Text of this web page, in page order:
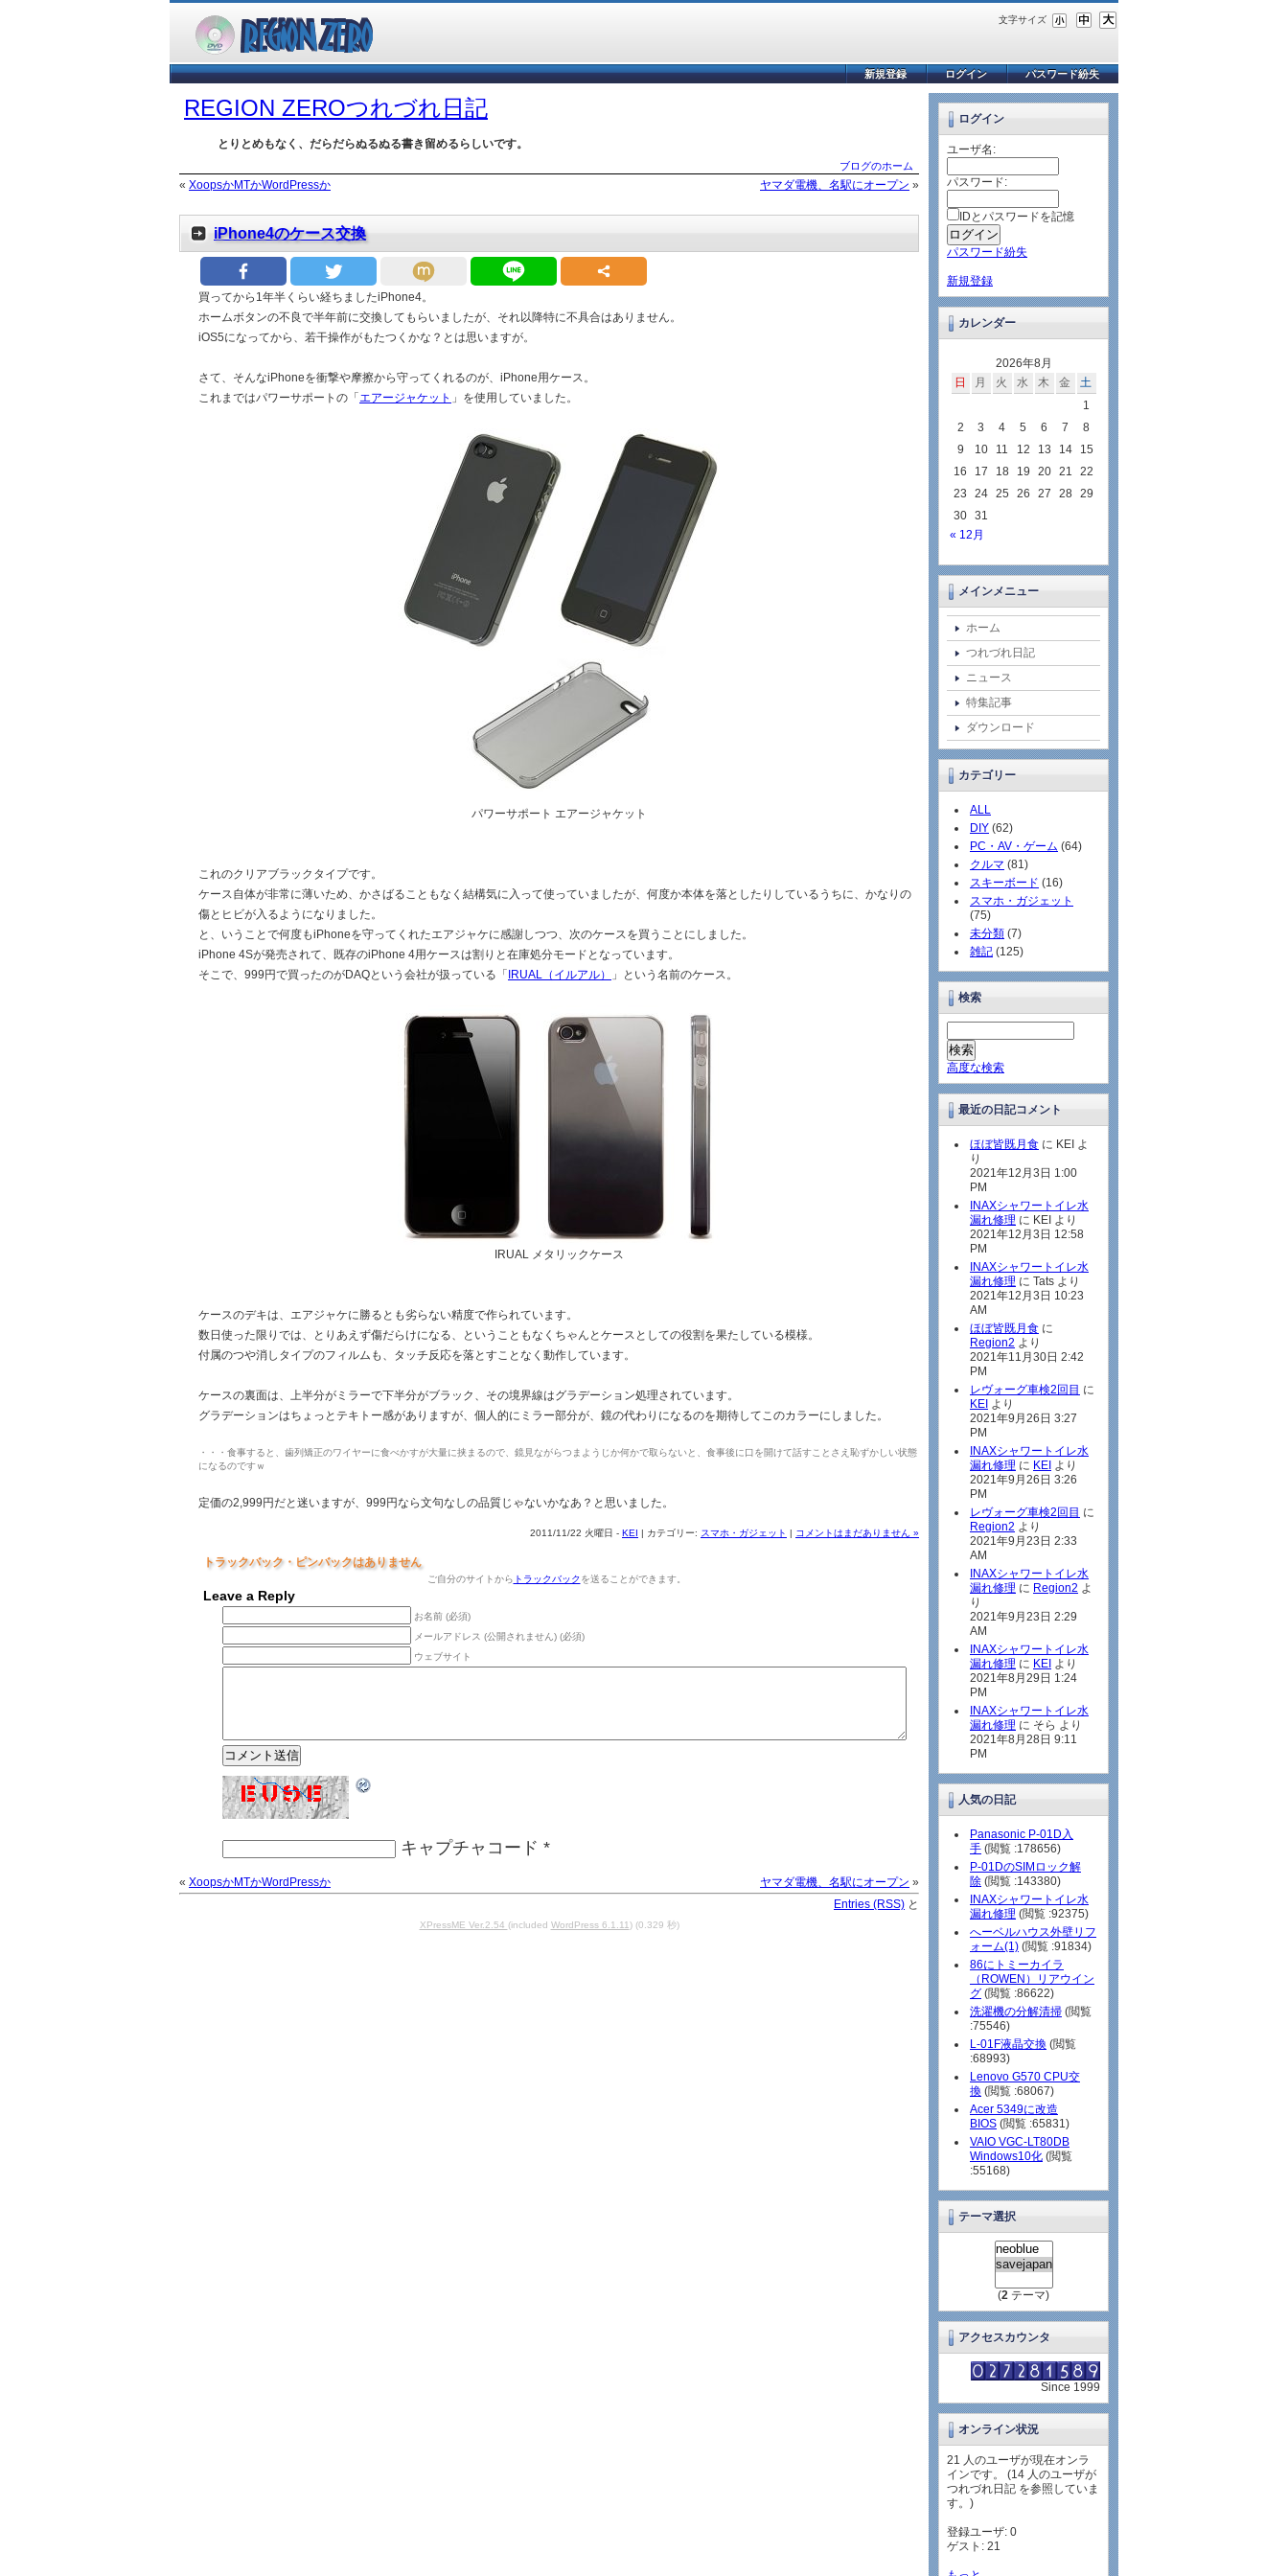
文字サイズ
パスワード紛失
ログイン
新規登録
REGION ZEROつれづれ日記
とりとめもなく、だらだらぬるぬる書き留めるらしいです。
ブログのホーム
« XoopsかMTかWordPressか ヤマダ電機、名駅にオープン »
iPhone4のケース交換
買ってから1年半くらい経ちましたiPhone4。
ホームボタンの不良で半年前に交換してもらいましたが、それ以降特に不具合はありません。
iOS5になってから、若干操作がもたつくかな？とは思いますが。
さて、そんなiPhoneを衝撃や摩擦から守ってくれるのが、iPhone用ケース。
これまではパワーサポートの「 エアージャケット 」を使用していました。
パワーサポート エアージャケット
これのクリアブラックタイプです。
ケース自体が非常に薄いため、かさばることもなく結構気に入って使っていましたが、何度か本体を落としたりしているうちに、かなりの
傷とヒビが入るようになりました。
と、いうことで何度もiPhoneを守ってくれたエアジャケに感謝しつつ、次のケースを買うことにしました。
iPhone 4Sが発売されて、既存のiPhone 4用ケースは割りと在庫処分モードとなっています。
そこで、999円で買ったのがDAQという会社が扱っている「
IRUAL（イルアル） 」という名前のケース。
IRUAL メタリックケース
ケースのデキは、エアジャケに勝るとも劣らない精度で作られています。
数日使った限りでは、とりあえず傷だらけになる、ということもなくちゃんとケースとしての役割を果たしている模様。
付属のつや消しタイプのフィルムも、タッチ反応を落とすことなく動作しています。
ケースの裏面は、上半分がミラーで下半分がブラック、その境界線はグラデーション処理されています。
グラデーションはちょっとテキトー感がありますが、個人的にミラー部分が、鏡の代わりになるのを期待してこのカラーにしました。
・・・食事すると、歯列矯正のワイヤーに食べかすが大量に挟まるので、鏡見ながらつまようじか何かで取らないと、食事後に口を開けて話すことさえ恥ずかしい状態
になるのですｗ
定価の2,999円だと迷いますが、999円なら文句なしの品質じゃないかなあ？と思いました。
2011/11/22 火曜日 - KEI | カテゴリー: スマホ・ガジェット | コメントはまだありません »
トラックバック・ピンバックはありません
ご自分のサイトから トラックバックを送ることができます。
Leave a Reply
お名前 (必須)
メールアドレス (公開されません) (必須)
ウェブサイト
キャプチャコード *
« XoopsかMTかWordPressか ヤマダ電機、名駅にオープン »
Entries (RSS) と
XPressME Ver.2.54 (included WordPress 6.1.11) (0.329 秒)
ログイン
ユーザ名:
パスワード:
IDとパスワードを記憶
パスワード紛失
新規登録
カレンダー
2026年8月
日
月 火 水 木 金
土
1
2
3 4 5 6 7
8
9
10 11 12 13 14
15
16
17 18 19 20 21
22
23
24 25 26 27 28
29
30 31
« 12月
メインメニュー
ホーム
つれづれ日記
ニュース
特集記事
ダウンロード
カテゴリー
ALL
DIY (62)
PC・AV・ゲーム (64)
クルマ (81)
スキーボード (16)
スマホ・ガジェット
(75)
未分類 (7)
雑記 (125)
検索
高度な検索
最近の日記コメント
ほぼ皆既月食 に KEI よ
り
2021年12月3日 1:00
PM
INAXシャワートイレ水
漏れ修理 に KEI より
2021年12月3日 12:58
PM
INAXシャワートイレ水
漏れ修理 に Tats より
2021年12月3日 10:23
AM
ほぼ皆既月食 に
Region2 より
2021年11月30日 2:42
PM
レヴォーグ車検2回目 に
KEI より
2021年9月26日 3:27
PM
INAXシャワートイレ水
漏れ修理 に KEI より
2021年9月26日 3:26
PM
レヴォーグ車検2回目 に
Region2 より
2021年9月23日 2:33
AM
INAXシャワートイレ水
漏れ修理 に Region2 よ
り
2021年9月23日 2:29
AM
INAXシャワートイレ水
漏れ修理 に KEI より
2021年8月29日 1:24
PM
INAXシャワートイレ水
漏れ修理 に そら より
2021年8月28日 9:11
PM
人気の日記
Panasonic P-01D入
手 (閲覧 :178656)
P-01DのSIMロック解
除 (閲覧 :143380)
INAXシャワートイレ水
漏れ修理 (閲覧 :92375)
へーベルハウス外壁リフ
ォーム(1) (閲覧 :91834)
86にトミーカイラ
（ROWEN）リアウイン
グ (閲覧 :86622)
洗濯機の分解清掃 (閲覧
:75546)
L-01F液晶交換 (閲覧
:68993)
Lenovo G570 CPU交
換 (閲覧 :68067)
Acer 5349に改造
BIOS (閲覧 :65831)
VAIO VGC-LT80DB
Windows10化 (閲覧
:55168)
テーマ選択
(2 テーマ)
アクセスカウンタ
Since 1999
オンライン状況
21 人のユーザが現在オンラ
インです。 (14 人のユーザが
つれづれ日記 を参照していま
す。)
登録ユーザ: 0
ゲスト: 21